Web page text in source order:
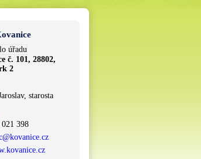
č. 101, 28802,
2
starosta
021 398